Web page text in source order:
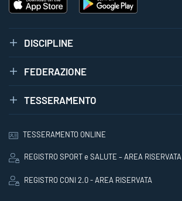
DISCIPLINE
FEDERAZIONE
TESSERAMENTO
TESSERAMENTO ONLINE
REGISTRO SPORT e SALUTE – AREA RISERVATA
REGISTRO CONI 2.0 - AREA RISERVATA